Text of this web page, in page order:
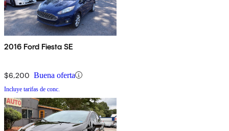
2016 Ford Fiesta SE
$6,200 Buena oferta
Incluye tarifas de conc.